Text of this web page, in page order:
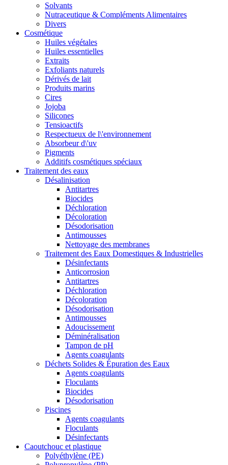
Solvants
Nutraceutique & Compléments Alimentaires
Divers
Cosmétique
Huiles végétales
Huiles essentielles
Extraits
Exfoliants naturels
Dérivés de lait
Produits marins
Cires
Jojoba
Silicones
Tensioactifs
Respectueux de l\'environnement
Absorbeur d\'uv
Pigments
Additifs cosmétiques spéciaux
Traitement des eaux
Désalinisation
Antitartres
Biocides
Déchloration
Décoloration
Désodorisation
Antimousses
Nettoyage des membranes
Traitement des Eaux Domestiques & Industrielles
Désinfectants
Anticorrosion
Antitartres
Déchloration
Décoloration
Désodorisation
Antimousses
Adoucissement
Déminéralisation
Tampon de pH
Agents coagulants
Déchets Solides & Épuration des Eaux
Agents coagulants
Floculants
Biocides
Désodorisation
Piscines
Agents coagulants
Floculants
Désinfectants
Caoutchouc et plastique
Polyéthylène (PE)